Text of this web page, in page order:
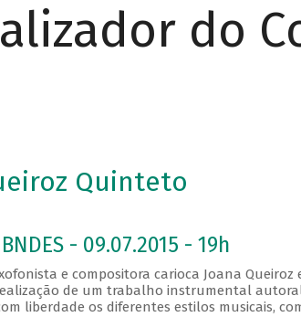
do
Quinteto
- 09.07.2015 - 19h
e compositora carioca Joana
de um trabalho instrumental
liberdade os diferentes estilos musicais,